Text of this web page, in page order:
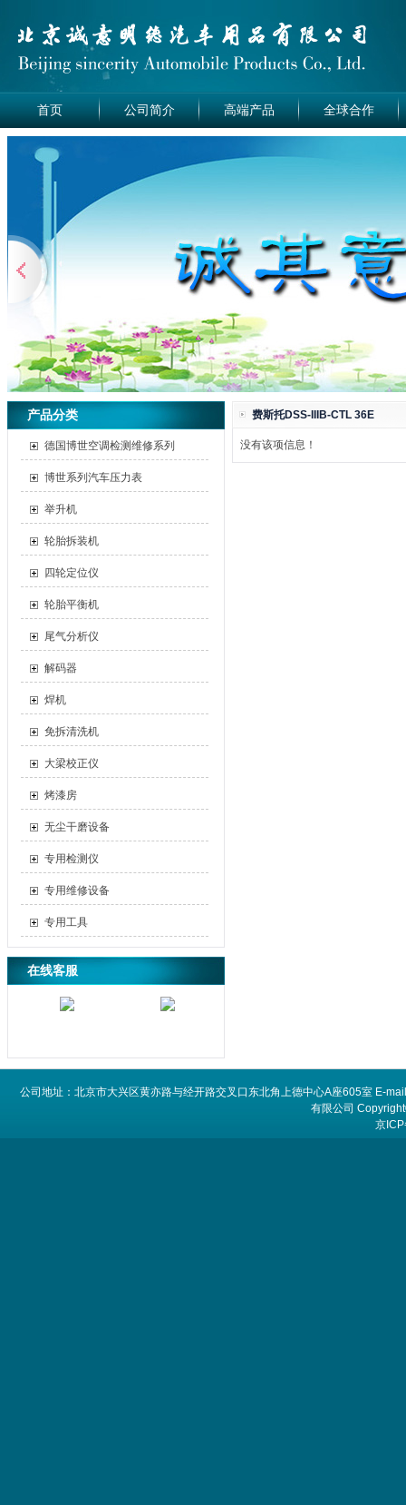
首页 公司简介 高端产品 全球合作
产品分类
德国博世空调检测维修系列
博世系列汽车压力表
举升机
轮胎拆装机
四轮定位仪
轮胎平衡机
尾气分析仪
解码器
焊机
免拆清洗机
大梁校正仪
烤漆房
无尘干磨设备
专用检测仪
专用维修设备
专用工具
在线客服
费斯托DSS-IIIB-CTL 36E
没有该项信息！
公司地址：北京市大兴区黄亦路与经开路交叉口东北角上德中心A座605室 E-
有限公司
京